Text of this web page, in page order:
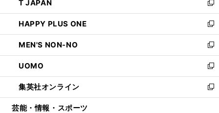
く
で
開
く
ド
ウ
で
開
く
ィ
ン
ド
ウ
で
開
く
い
ウ
ィ
ン
ド
ウ
で
開
く
T JAPAN
新
し
い
ウ
ィ
ン
ド
ウ
で
開
HAPPY PLUS ONE
新
し
い
ウ
ィ
ン
ド
ウ
MEN'S NON-NO
新
し
い
ウ
ィ
ン
UOMO
新
し
い
ウ
集英社オンライン
新
し
芸能・情報・スポーツ